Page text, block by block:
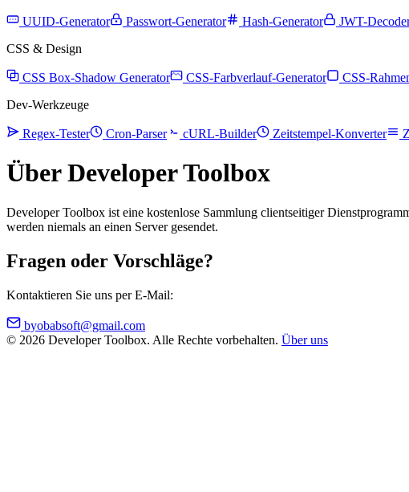
UUID-Generator Passwort-Generator Hash-Generator
JWT-
CSS & Design
CSS Box-Shadow Generator CSS-Farbverlauf-Generator CSS-
Dev-Werkzeuge
Regex-Tester Cron-Parser cURL-Builder Zeitstempel-Konverter
Über Developer Toolbox
Developer Toolbox ist eine kostenlose Sammlung clientseitiger
werden niemals an einen Server gesendet.
Fragen oder Vorschläge?
Kontaktieren Sie uns per E-Mail:
byobabsoft@gmail.com
© 2026 Developer Toolbox. Alle Rechte vorbehalten. Über uns